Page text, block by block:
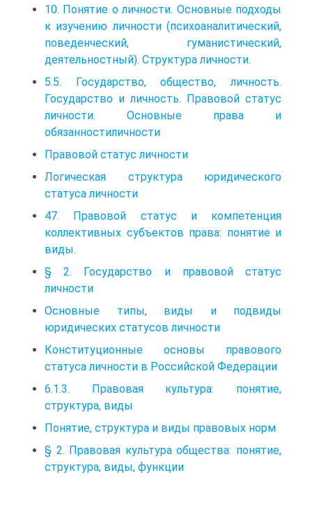
10. Понятие о личности. Основные подходы
к изучению личности (психоаналитический,
поведенческий, гуманистический,
деятельностный). Структура личности.
5.5. Государство, общество, личность.
Государство и личность. Правовой статус
личности. Основные права и
обязанностиличности
Правовой статус личности
Логическая структура юридического
статуса личности
47. Правовой статус и компетенция
коллективных субъектов права: понятие и
виды.
§ 2. Государство и правовой статус
личности
Основные типы, виды и подвиды
юридических статусов личности
Конституционные основы правового
статуса личности в Российской Федерации
6.1.3. Правовая культура: понятие,
структура, виды
Понятие, структура и виды правовых норм
§ 2. Правовая культура общества: понятие,
структура, виды, функции